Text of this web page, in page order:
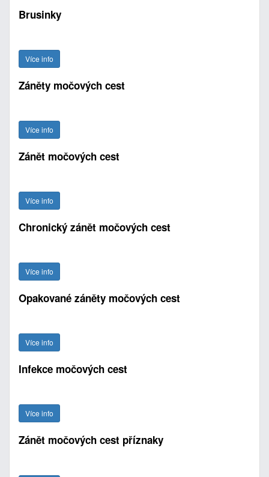
Brusinky
Více info
Záněty močových cest
Více info
Zánět močových cest
Více info
Chronický zánět močových cest
Více info
Opakované záněty močových cest
Více info
Infekce močových cest
Více info
Zánět močových cest příznaky